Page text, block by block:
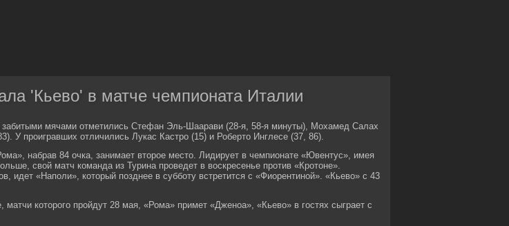
'Кьево' в матче чемпионата Италии
забитыми мячами отметились Стефан Эль-Шаарави (28-я, 58-я минуты), Мохамед Салах
У проигравших отличились Лукас Кастро (15) и Роберто Инглесе (37, 86).
набрав 84 очка, занимает второе место. Лидирует в чемпионате «Ювентус», имея
свой матч команда из Турина проведет в воскресенье против «Кротоне».
идет «Наполи», который позднее в субботу встретится с «Фиорентиной». «Кьево» с 43
матчи которого пройдут 28 мая, «Рома» примет «Дженоа», «Кьево» в гостях сыграет с